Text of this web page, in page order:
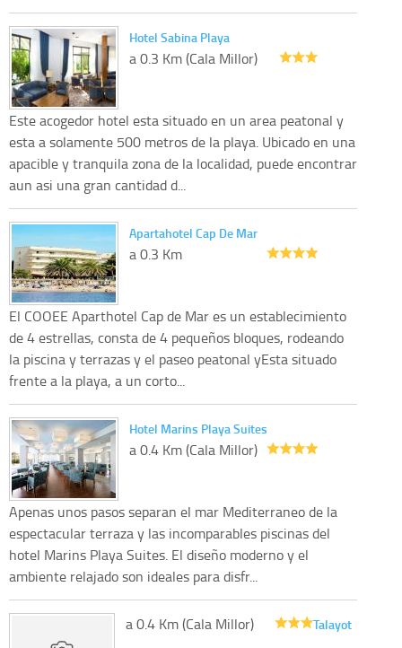
Hotel Sabina Playa
a 0.3 Km (Cala Millor)
Este acogedor hotel esta situado en un area peatonal y
esta a solamente 500 metros de la playa. Ubicado en una
apacible y tranquila zona de la localidad, puede encontrar
aun asi una gran cantidad d...
Apartahotel Cap De Mar
a 0.3 Km
El COOEE Aparthotel Cap de Mar es un establecimiento
de 4 estrellas, consta de 4 pequeños bloques, rodeando
la piscina y terrazas y el paseo peatonal yEsta situado
frente a la playa, a un corto...
Hotel Marins Playa Suites
a 0.4 Km (Cala Millor)
Apenas unos pasos separan el mar Mediterraneo de la
espectacular terraza y las incomparables piscinas del
hotel Marins Playa Suites. El diseño moderno y el
ambiente relajado son ideales para disfr...
Talayot
a 0.4 Km (Cala Millor)